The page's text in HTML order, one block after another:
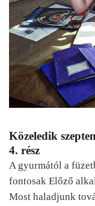
Közeledik
4. rész
A gyurmától a
fontosak Előző
Most haladjunk